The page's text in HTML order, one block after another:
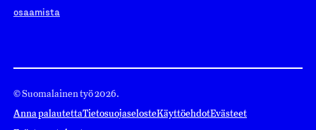
osaamista
© Suomalainen työ 2026.
Anna palautettaTietosuojaselosteKäyttöehdotEvästeet